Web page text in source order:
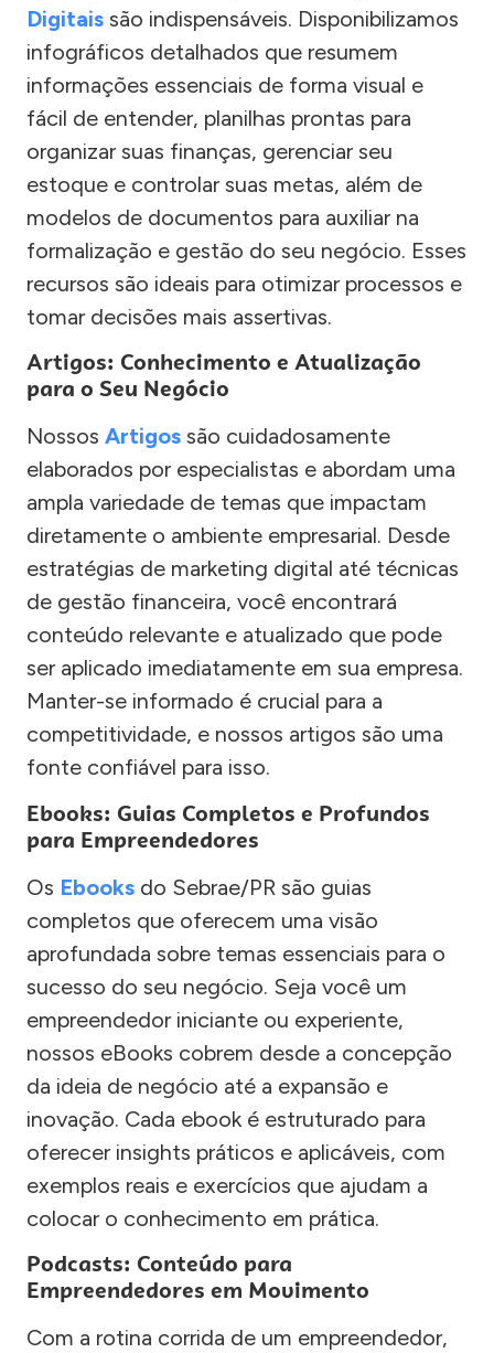
Digitais são indispensáveis. Disponibilizamos
infográficos detalhados que resumem
informações essenciais de forma visual e
fácil de entender, planilhas prontas para
organizar suas finanças, gerenciar seu
estoque e controlar suas metas, além de
modelos de documentos para auxiliar na
formalização e gestão do seu negócio. Esses
recursos são ideais para otimizar processos e
tomar decisões mais assertivas.
Artigos: Conhecimento e Atualização
para o Seu Negócio
Nossos Artigos são cuidadosamente
elaborados por especialistas e abordam uma
ampla variedade de temas que impactam
diretamente o ambiente empresarial. Desde
estratégias de marketing digital até técnicas
de gestão financeira, você encontrará
conteúdo relevante e atualizado que pode
ser aplicado imediatamente em sua empresa.
Manter-se informado é crucial para a
competitividade, e nossos artigos são uma
fonte confiável para isso.
Ebooks: Guias Completos e Profundos
para Empreendedores
Os Ebooks do Sebrae/PR são guias
completos que oferecem uma visão
aprofundada sobre temas essenciais para o
sucesso do seu negócio. Seja você um
empreendedor iniciante ou experiente,
nossos eBooks cobrem desde a concepção
da ideia de negócio até a expansão e
inovação. Cada ebook é estruturado para
oferecer insights práticos e aplicáveis, com
exemplos reais e exercícios que ajudam a
colocar o conhecimento em prática.
Podcasts: Conteúdo para
Empreendedores em Movimento
Com a rotina corrida de um empreendedor,